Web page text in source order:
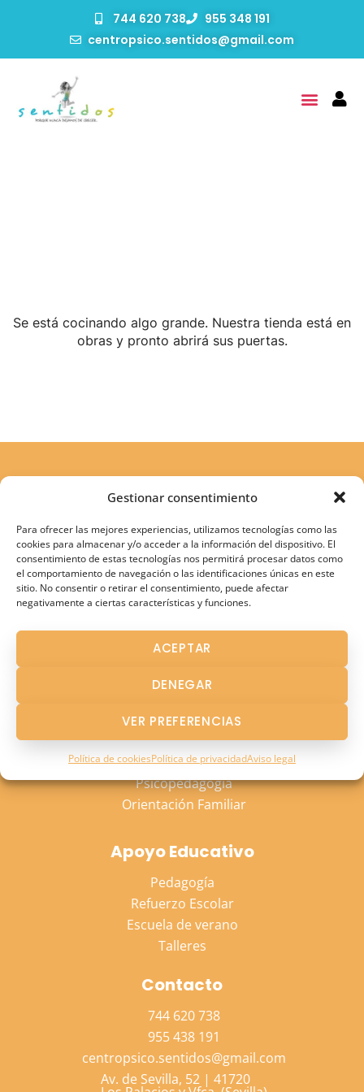
Gestionar consentimiento
Para ofrecer las mejores experiencias, utilizamos tecnologías como las
cookies para almacenar y/o acceder a la información del dispositivo. El
consentimiento de estas tecnologías nos permitirá procesar datos como
el comportamiento de navegación o las identificaciones únicas en este
sitio. No consentir o retirar el consentimiento, puede afectar
negativamente a ciertas características y funciones.
ACEPTAR
DENEGAR
VER PREFERENCIAS
Política de cookiesPolítica de privacidadAviso legal
744 620 738
955 348 191
centropsico.sentidos@gmail.com
Se está cocinando algo grande. Nuestra tienda está en
obras y pronto abrirá sus puertas.
Atención Terapéutica
Atención Temprana
Logopedia en Los Palacios
Psicología Adulto
Psicología Niño
Psicopedagogía
Orientación Familiar
Apoyo Educativo
Pedagogía
Refuerzo Escolar
Escuela de verano
Talleres
Contacto
744 620 738
955 438 191
centropsico.sentidos@gmail.com
Av. de Sevilla, 52 | 41720